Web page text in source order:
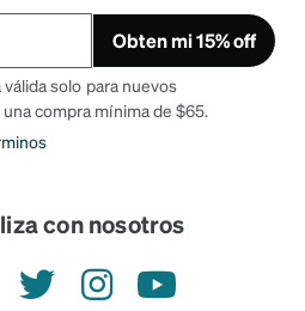
Obten mi 15% off
solo para nuevos
compra mínima de $65.
con nosotros
TwitterInstagramYouTube